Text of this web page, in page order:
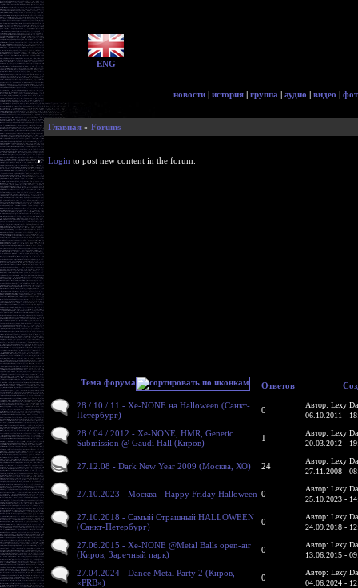
ENG
новости | история | группа | аудио | видео |
Главная » Forums
Login to post new content in the forum.
Тема форума Ответов
28 / 10 / 11 - Xe-NONE на Halloween (Санкт-
Петербург)
0
Автор: Lexy
06.10.2011 -
28 / 04 / 2012 - Xe-NONE, HMR, Genetic
Submission @ Gaudi Hall (Киров)
1
Автор: Lexy
20.03.2012 -
27.12.08 - Dark New Year 2009 (Москва, ХО) 24
Автор: Lexy
27.11.2008 -
27.10.2023 - Москва - Happy Friday Halloween 0
Автор: Lexy
25.10.2023 -
27.10.2018 - Самый Страшный HALLOWEEN
(Санкт-Петербург)
0
Автор: Lexy
24.09.2018 -
27.06.2015 - Xe-NONE @Metal Balls open-air
(Киров, Заречный парк)
0
Автор: Lexy
13.06.2015 -
27.04.2024 - Dance Metal Party 2 (Киров,
«PRB»)
0
Автор: Lexy
04.06.2024 -